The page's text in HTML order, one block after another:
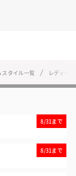
スタイル一覧 レディー
8/31まで
8/31まで